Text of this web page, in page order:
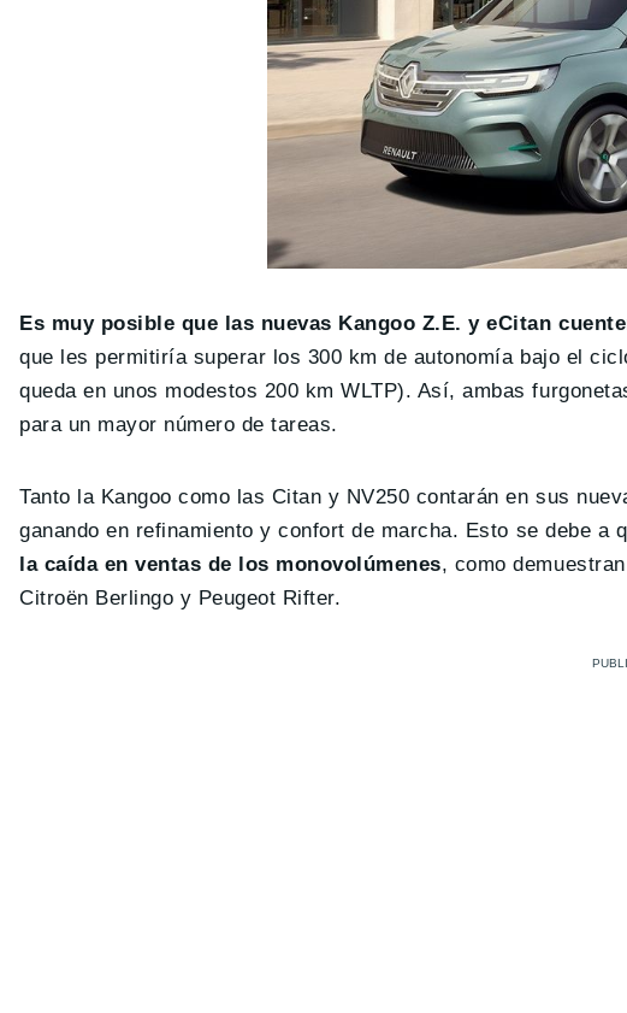
Es muy posible que las nuevas Kangoo Z.E. y eCitan
que les permitiría superar los 300 km de autonomía bajo el
queda en unos modestos 200 km WLTP). Así, ambas
para un mayor número de tareas.
Tanto la Kangoo como las Citan y NV250 contarán en sus
ganando en refinamiento y confort de marcha. Esto se debe a
la caída en ventas de los monovolúmenes, como
Citroën Berlingo y Peugeot Rifter.